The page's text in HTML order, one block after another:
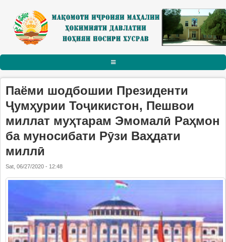
Skip to main content
АСОСӢ
РАИСИ НОҲИЯ
Тарҷумаи ҳол
Паёму табрикот
Суханрониҳо
Боздидҳо
Дастгоҳи раиси ноҳия
Паёми шодбошии Президенти
Ҷумҳурии Тоҷикистон, Пешвои
миллат муҳтарам Эмомалӣ Раҳмон
ба муносибати Рӯзи Ваҳдати
миллӣ
Sat, 06/27/2020 - 12:48